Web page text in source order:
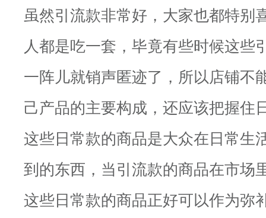
虽然引流款非常好，大家也都特别
人都是吃一套，毕竟有些时候这些
一阵儿就销声匿迹了，所以店铺不
己产品的主要构成，还应该把握住
这些日常款的商品是大众在日常生
到的东西，当引流款的商品在市场
这些日常款的商品正好可以作为弥